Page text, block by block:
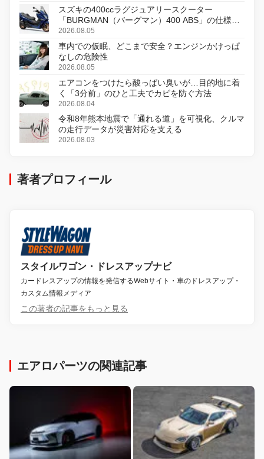
スズキの400ccラグジュアリースクーター
「BURGMAN（バーグマン）400 ABS」の仕様を
変更し、8月18日に発売
2026.08.05
車内での仮眠、どこまで安全？エンジンかけっぱ
なしの危険性
2026.08.05
エアコンをつけたら酸っぱい臭いが…目的地に着
く「3分前」のひと工夫でカビを防ぐ方法
2026.08.04
令和8年熊本地震で「通れる道」を可視化、クルマ
の走行データが災害対応を支える
2026.08.03
著者プロフィール
スタイルワゴン・ドレスアップナビ
カードレスアップの情報を発信するWebサイト・車のドレスアップ・
カスタム情報メディア
この著者の記事をもっと見る
エアロパーツの関連記事